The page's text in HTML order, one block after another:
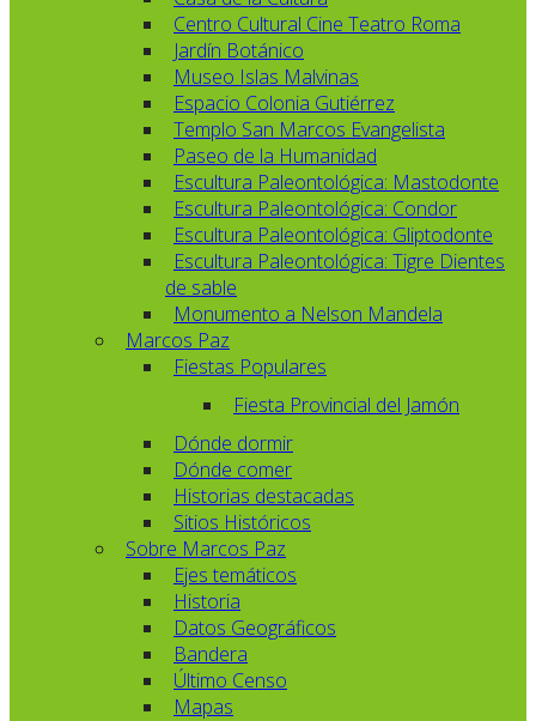
Centro Cultural Cine Teatro Roma
Jardín Botánico
Museo Islas Malvinas
Espacio Colonia Gutiérrez
Templo San Marcos Evangelista
Paseo de la Humanidad
Escultura Paleontológica: Mastodonte
Escultura Paleontológica: Condor
Escultura Paleontológica: Gliptodonte
Escultura Paleontológica: Tigre Dientes
de sable
Monumento a Nelson Mandela
Marcos Paz
Fiestas Populares
Fiesta Provincial del Jamón
Dónde dormir
Dónde comer
Historias destacadas
Sitios Históricos
Sobre Marcos Paz
Ejes temáticos
Historia
Datos Geográficos
Bandera
Último Censo
Mapas